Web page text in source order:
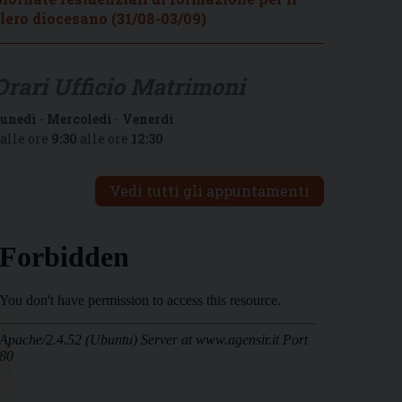
diocesano (31/08-03/09)
- Mercoledì - Venerdì
ore 9:30 alle ore 12:30
Vedi tutti gli appuntamenti